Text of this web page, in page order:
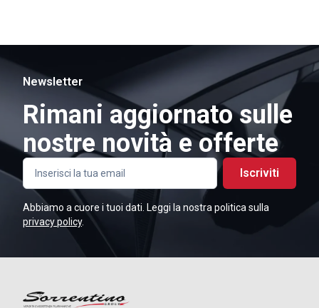
Newsletter
Rimani aggiornato sulle
nostre novità e offerte
Iscriviti
Abbiamo a cuore i tuoi dati. Leggi la nostra politica sulla
privacy policy.